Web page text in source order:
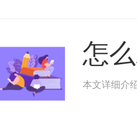
怎
本文详细介